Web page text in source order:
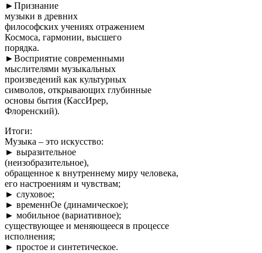
►Признание
музыки в древних
философских учениях отражением
Космоса, гармонии, высшего
порядка.
►Восприятие современными
мыслителями музыкальных
произведений как культурных
символов, открывающих глубинные
основы бытия (КассИрер,
Флоренский).
Итоги:
Музыка – это искусство:
► выразительное
(неизобразительное),
обращенное к внутреннему миру человека,
его настроениям и чувствам;
► слуховое;
► временнОе (динамическое);
► мобильное (вариативное);
существующее и меняющееся в процессе
исполнения;
► простое и синтетическое.